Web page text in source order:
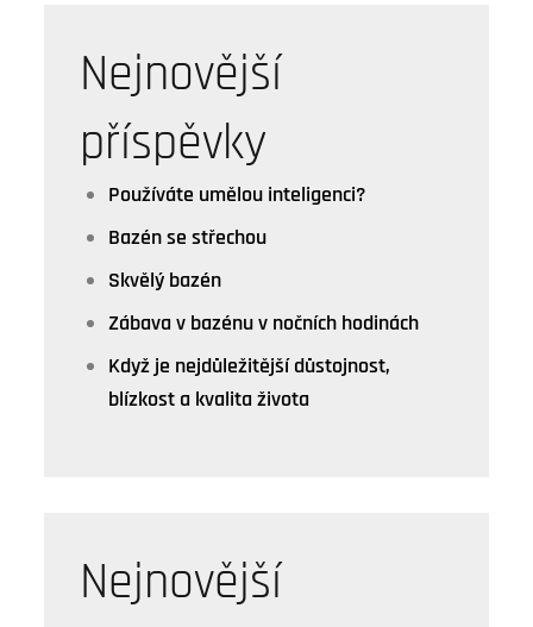
Nejnovější
příspěvky
Používáte umělou inteligenci?
Bazén se střechou
Skvělý bazén
Zábava v bazénu v nočních hodinách
Když je nejdůležitější důstojnost,
blízkost a kvalita života
Nejnovější